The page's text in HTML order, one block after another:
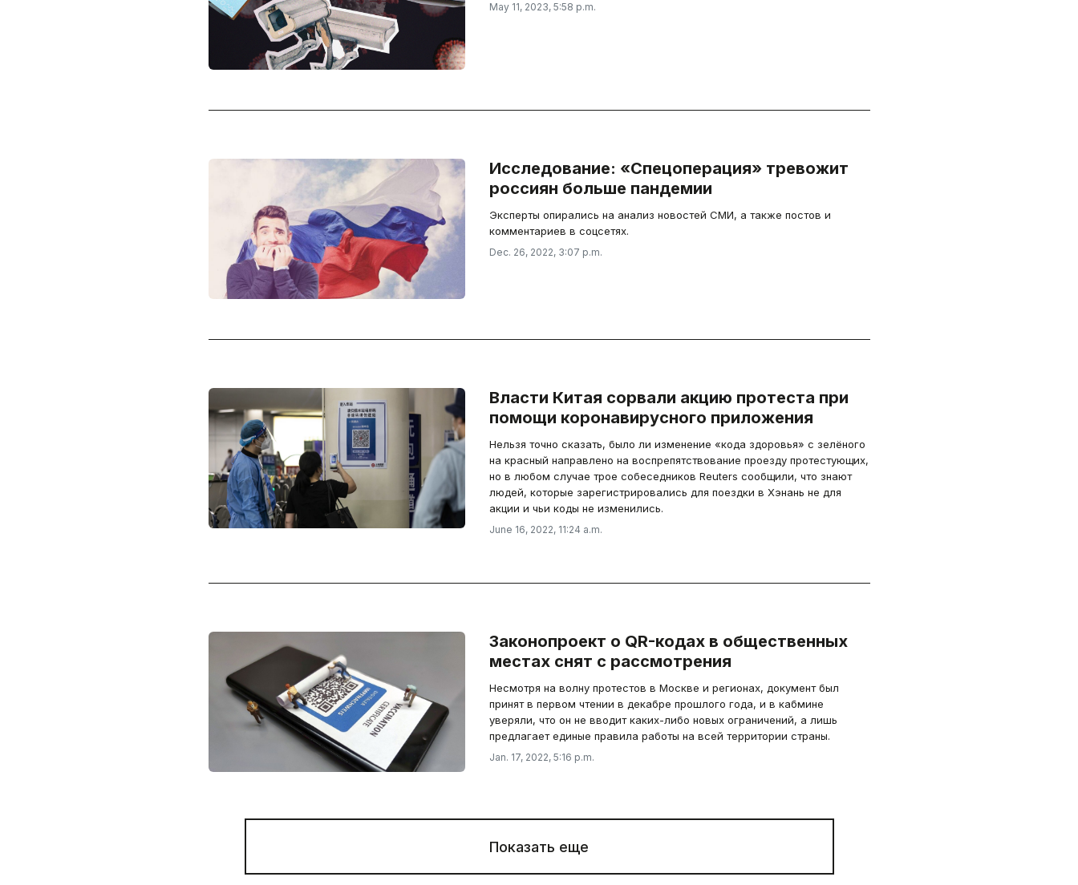
May 11, 2023, 5:58 p.m.
Исследование: «Спецоперация» тревожит
россиян больше пандемии
Эксперты опирались на анализ новостей СМИ, а также постов и
комментариев в соцсетях.
Dec. 26, 2022, 3:07 p.m.
Власти Китая сорвали акцию протеста при
помощи коронавирусного приложения
Нельзя точно сказать, было ли изменение «кода здоровья» с зелёного
на красный направлено на воспрепятствование проезду протестующих,
но в любом случае трое собеседников Reuters сообщили, что знают
людей, которые зарегистрировались для поездки в Хэнань не для
акции и чьи коды не изменились.
June 16, 2022, 11:24 a.m.
Законопроект о QR-кодах в общественных
местах снят с рассмотрения
Несмотря на волну протестов в Москве и регионах, документ был
принят в первом чтении в декабре прошлого года, и в кабмине
уверяли, что он не вводит каких-либо новых ограничений, а лишь
предлагает единые правила работы на всей территории страны.
Jan. 17, 2022, 5:16 p.m.
Показать еще